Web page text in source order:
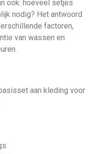
ook: hoeveel setjes
nodig? Het antwoord
factoren,
van wassen en
aan kleding voor